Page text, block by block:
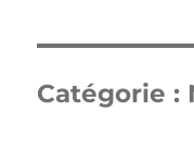
Catégorie :